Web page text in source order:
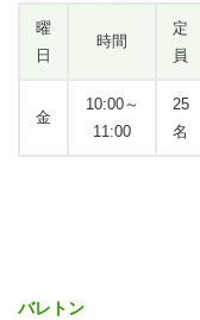
曜
日
時間
定
員
金
10:00～
11:00
25
名
バレトン